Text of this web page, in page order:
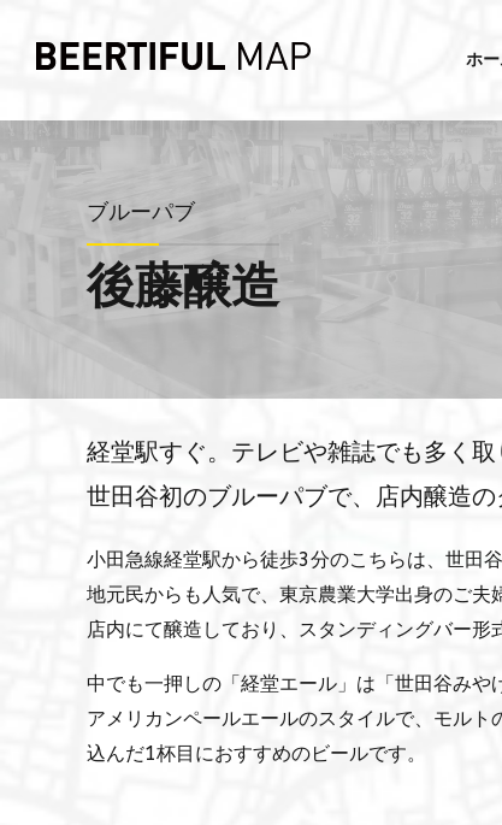
ホ
ブルーパブ
後藤醸造
経堂駅すぐ。テレビや雑誌でも多く
世田谷初のブルーパブで、店内醸造の
小田急線経堂駅から徒歩3分のこちらは、世田
地元民からも人気で、東京農業大学出身のご夫
店内にて醸造しており、スタンディングバー形
中でも一押しの「経堂エール」は「世田谷みや
アメリカンペールエールのスタイルで、モル
込んだ1杯目におすすめのビールです。